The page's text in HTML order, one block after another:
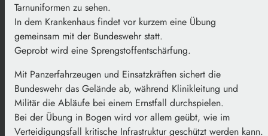
Tarnuniformen zu sehen.
In dem Krankenhaus findet vor kurzem eine Übung
gemeinsam mit der Bundeswehr statt.
Geprobt wird eine Sprengstoffentschärfung.
Mit Panzerfahrzeugen und Einsatzkräften sichert die
Bundeswehr das Gelände ab, während Klinikleitung und
Militär die Abläufe bei einem Ernstfall durchspielen.
Bei der Übung in Bogen wird vor allem geübt, wie im
Verteidigungsfall kritische Infrastruktur geschützt werden kann.